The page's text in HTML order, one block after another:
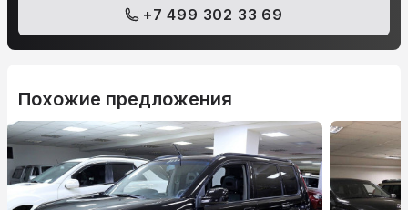
+7 499 302 33 69
Похожие предложения